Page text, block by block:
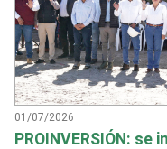
01/07/2026
PROINVERSIÓN: